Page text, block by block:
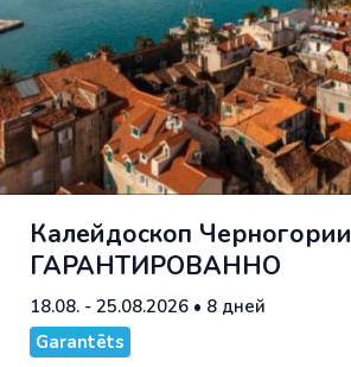
Калейдоскоп Черногории
ГАРАНТИРОВАННО
18.08. - 25.08.2026 • 8 дней
Garantēts